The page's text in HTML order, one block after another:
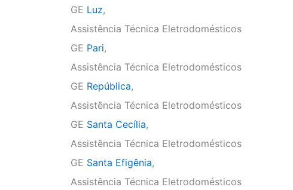
GE Luz,
Assistência Técnica Eletrodomésticos
GE Pari,
Assistência Técnica Eletrodomésticos
GE República,
Assistência Técnica Eletrodomésticos
GE Santa Cecília,
Assistência Técnica Eletrodomésticos
GE Santa Efigênia,
Assistência Técnica Eletrodomésticos